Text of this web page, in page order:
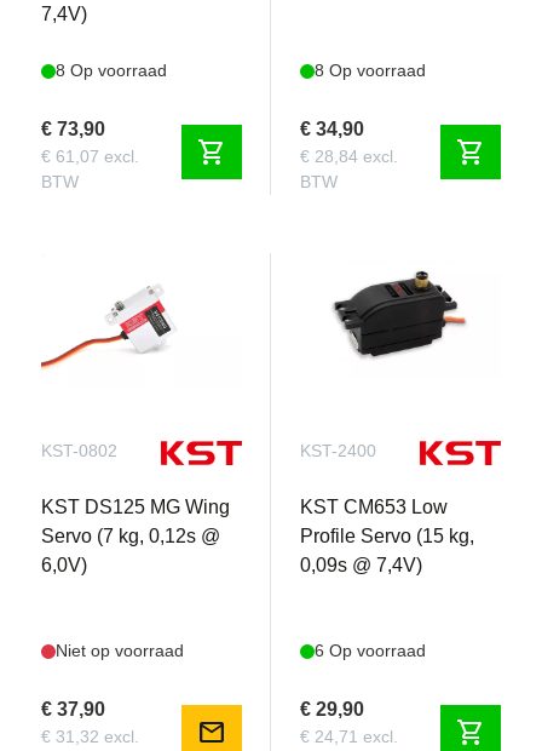
7,4V)
8 Op voorraad
€ 73,90
€ 61,07 excl.
BTW
shopping_cart
8 Op voorraad
€ 34,90
€ 28,84 excl.
BTW
shopping_cart
KST-0802
KST DS125 MG Wing
Servo (7 kg, 0,12s @
6,0V)
Niet op voorraad
€ 37,90
€ 31,32 excl.
mail
KST-2400
KST CM653 Low
Profile Servo (15 kg,
0,09s @ 7,4V)
6 Op voorraad
€ 29,90
€ 24,71 excl.
shopping_cart